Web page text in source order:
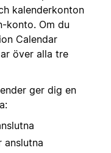
kalenderkonton
konto. Om du
Calendar
över alla tre
ger dig en
anslutna